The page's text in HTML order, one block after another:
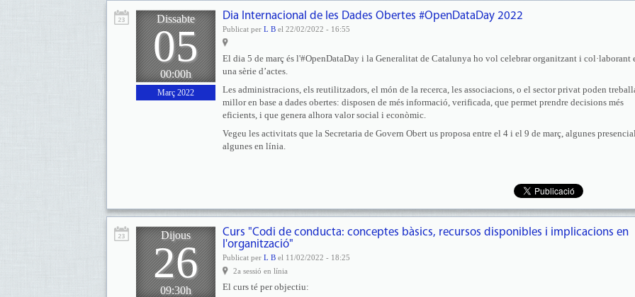
Dissabte
05
00:00h
Març 2022
Dia Internacional de les Dades Obertes #OpenDataDay 2022
Publicat per L B el 22/02/2022 - 16:55
El dia 5 de març és l'#OpenDataDay i la Generalitat de Catalunya ho vol celebrar organitzant i col·laborant
una sèrie d’actes.
Les administracions, els reutilitzadors, el món de la recerca, les associacions, o el sector privat poden
millor en base a dades obertes: disposen de més informació, verificada, que permet prendre decisions més
eficients, i que genera alhora valor social i econòmic.
Vegeu les activitats que la Secretaria de Govern Obert us proposa entre el 4 i el 9 de març, algunes
algunes en línia.
Dijous
26
09:30h
Curs "Codi de conducta: conceptes bàsics, recursos disponibles i implicacions en
l'organització"
Publicat per L B el 11/02/2022 - 18:25
2a sessió en línia
El curs té per objectiu: